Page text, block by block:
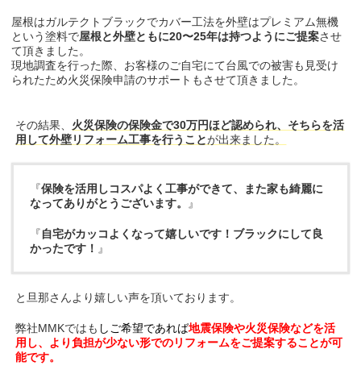
屋根はガルテクトブラックでカバー工法を外壁はプレミアム無機
という塗料で屋根と外壁ともに20〜25年は持つようにご提案させ
て頂きました。
現地調査を行った際、お客様のご自宅にて台風での被害も見受け
られたため火災保険申請のサポートもさせて頂きました。
その結果、 火災保険の保険金で30万円ほど認められ、そちらを活
用して外壁リフォーム工事を行うことが出来ました。
『保険を活用しコスパよく工事ができて、また家も綺麗に
なってありがとうございます。 』
『自宅がカッコよくなって嬉しいです！ブラックにして良
かったです！ 』
と旦那さんより嬉しい声を頂いております。
弊社MMKではも しご希望であれば地震保険や火災保険などを活
用し、より負担が少ない形でのリフォームをご提案することが可
能です。